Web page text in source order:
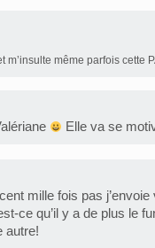
m’insulte même parfois cette
Elle va se
mille fois pas
ce qu’il y a de plus le
autre!